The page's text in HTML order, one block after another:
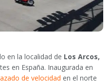
en la localidad de Los Arcos,
en España. Inaugurada en
de velocidad en el norte